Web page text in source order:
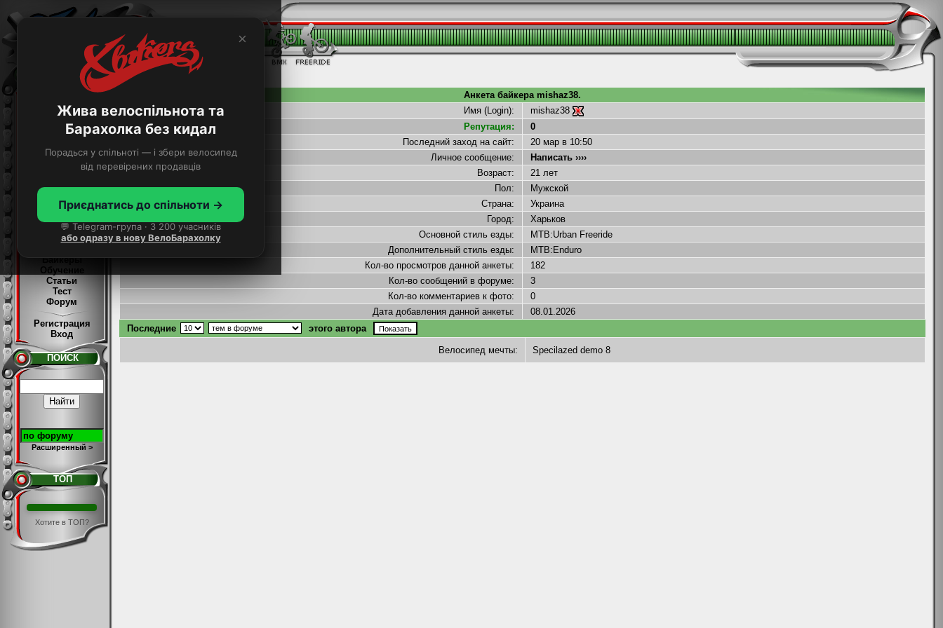
Велосипеди
E-Bike
Рами
Аморти
Ланцюги
Рулі, Виноси
Шоломи
Аксесуари
Байкеры
Обучение
Статьи
Тест
Форум
Регистрация
Вход
ПОИСК
Расширенный >
ТОП
Хотите в ТОП?
Анкета байкера mishaz38.
Имя (Login):
mishaz38
Репутация:
0
Последний заход на сайт:
20 мар в 10:50
Личное сообщение:
Написать ››››
Возраст:
21 лет
Пол:
Мужской
Страна:
Украина
Город:
Харьков
Основной стиль езды:
MTB:Urban Freeride
Дополнительный стиль езды:
MTB:Enduro
Кол-во просмотров данной анкеты:
182
Кол-во сообщений в форуме:
3
Кол-во комментариев к фото:
0
Дата добавления данной анкеты:
08.01.2026
Последние
этого автора
Велосипед мечты: Specilazed demo 8
×
Жива велоспільнота та
Барахолка без кидал
Порадься у спільноті — і збери велосипед
від перевірених продавців
Приєднатись до спільноти →
💬 Telegram-група · 3 200 учасників
або одразу в нову ВелоБарахолку